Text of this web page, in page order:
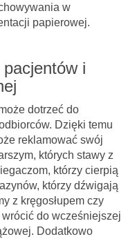
w
papierowej.
i
dotrzeć do
Dzięki temu
reklamować swój
których stawy z
którzy cierpią
którzy dźwigają
z kręgosłupem czy
do wcześniejszej
Dodatkowo